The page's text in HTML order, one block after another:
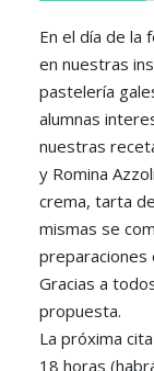
En el día de la
en nuestras
pastelería
alumnas
nuestras
y Romina
crema, tarta
mismas se
preparaciones
Gracias a
propuesta.
La próxima
18 horas